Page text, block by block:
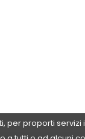
per proporti